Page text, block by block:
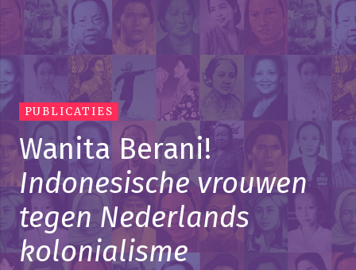
PUBLICATIES
Wanita Berani!
Indonesische vrouwen
tegen Nederlands
kolonialisme